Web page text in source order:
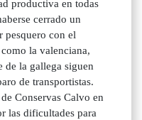
productiva en todas
cerrado un
pesquero con el
la valenciana,
de la gallega siguen
de transportistas.
Conservas Calvo en
las dificultades para